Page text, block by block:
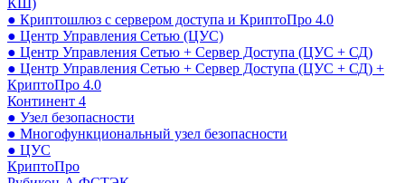
● Криптошлюз с сервером доступа и КриптоПро 4.0
● Центр Управления Сетью (ЦУС)
● Центр Управления Сетью + Сервер Доступа (ЦУС + СД)
● Центр Управления Сетью + Сервер Доступа (ЦУС + СД) +
КриптоПро 4.0
Континент 4
● Узел безопасности
● Многофункциональный узел безопасности
● ЦУС
КриптоПро